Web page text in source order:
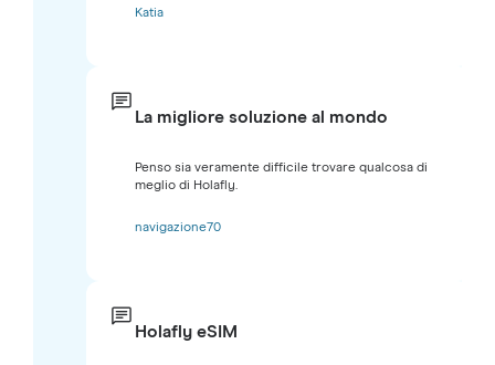
Katia
La migliore soluzione al mondo
Penso sia veramente difficile trovare qualcosa di
meglio di Holafly.
navigazione70
Holafly eSIM